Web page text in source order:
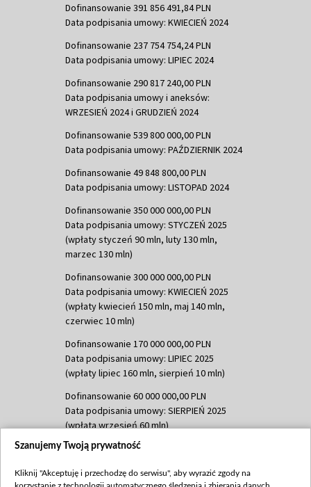
Dofinansowanie 391 856 491,84 PLN
Data podpisania umowy: KWIECIEŃ 2024
Dofinansowanie 237 754 754,24 PLN
Data podpisania umowy: LIPIEC 2024
Dofinansowanie 290 817 240,00 PLN
Data podpisania umowy i aneksów:
WRZESIEŃ 2024 i GRUDZIEŃ 2024
Dofinansowanie 539 800 000,00 PLN
Data podpisania umowy: PAŹDZIERNIK 2024
Dofinansowanie 49 848 800,00 PLN
Data podpisania umowy: LISTOPAD 2024
Dofinansowanie 350 000 000,00 PLN
Data podpisania umowy: STYCZEŃ 2025
(wpłaty styczeń 90 mln, luty 130 mln,
marzec 130 mln)
Dofinansowanie 300 000 000,00 PLN
Data podpisania umowy: KWIECIEŃ 2025
(wpłaty kwiecień 150 mln, maj 140 mln,
czerwiec 10 mln)
Dofinansowanie 170 000 000,00 PLN
Data podpisania umowy: LIPIEC 2025
(wpłaty lipiec 160 mln, sierpień 10 mln)
Dofinansowanie 60 000 000,00 PLN
Data podpisania umowy: SIERPIEŃ 2025
(wpłata wrzesień 60 mln)
Dofinansowanie 635 783 051,21 PLN
(wpłata wrzesień 100 mln, październik 350
Szanujemy Twoją prywatność
Kliknij "Akceptuję i przechodzę do serwisu", aby wyrazić zgody na